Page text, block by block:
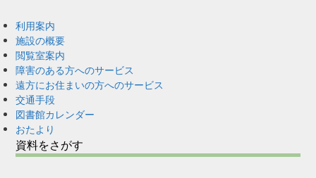
利用案内
施設の概要
閲覧室案内
障害のある方へのサービス
遠方にお住まいの方へのサービス
交通手段
図書館カレンダー
おたより
資料をさがす